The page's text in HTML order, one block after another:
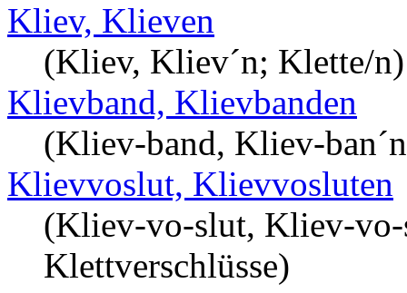
Kliev, Klieven
(Kliev, Kliev´n; Klette/n)
Klievband, Klievbanden
(Kliev-band, Kliev-
Klievvoslut, Klievvosluten
(Kliev-vo-slut, Kliev-vo-
Klettverschlüsse)